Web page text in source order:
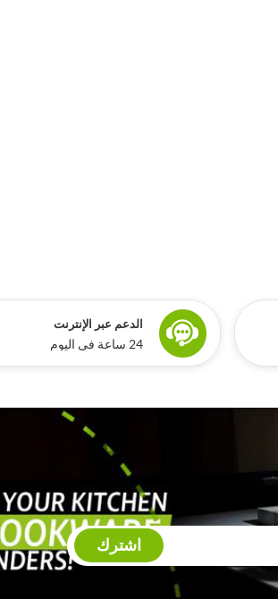
الدعم عبر الإنترنت
24 ساعة في اليوم
اشترك